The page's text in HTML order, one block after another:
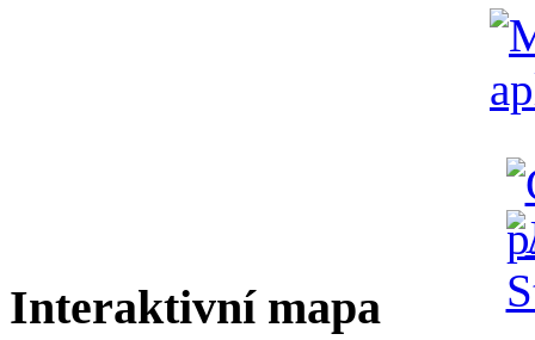
Interaktivní mapa